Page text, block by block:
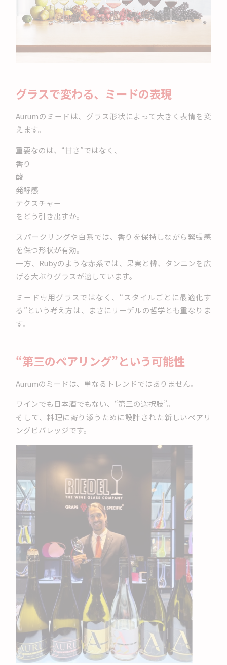
グラスで変わる、ミードの表現
Aurumのミードは、グラス形状によって大きく表情を変
えます。
重要なのは、“甘さ”ではなく、
香り
酸
発酵感
テクスチャー
をどう引き出すか。
スパークリングや白系では、香りを保持しながら緊張感
を保つ形状が有効。
一方、Rubyのような赤系では、果実と樽、タンニンを広
げる大ぶりグラスが適しています。
ミード専用グラスではなく、“スタイルごとに最適化す
る”という考え方は、まさにリーデルの哲学とも重なりま
す。
“第三のペアリング”という可能性
Aurumのミードは、単なるトレンドではありません。
ワインでも日本酒でもない、“第三の選択肢”。
そして、料理に寄り添うために設計された新しいペアリ
ングビバレッジです。